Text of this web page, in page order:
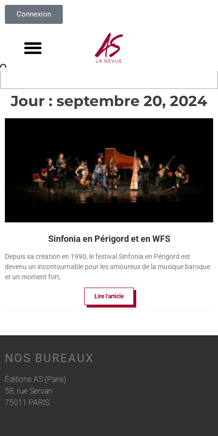
Connexion
Jour : septembre 20, 2024
Sinfonia en Périgord et en WFS
Depuis sa création en 1990, le festival Sinfonia en Périgord est
devenu un incontournable pour les amoureux de la musique baroque
et un moment fort,
Lire l'article
NOS BUREAUX
Éditions AS (Paris)
58, rue Servan
75011 PARIS